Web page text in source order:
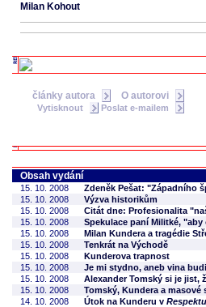
Milan Kohout
články autora O autorovi
Vytisknout Poslat e-mailem
Obsah vydání
15. 10. 2008
Zdeněk Pešat: "Západního
15. 10. 2008
Výzva historikům
15. 10. 2008
Citát dne: Profesionalita
15. 10. 2008
Spekulace paní Militké,
15. 10. 2008
Milan Kundera a tragédie
15. 10. 2008
Tenkrát na Východě
15. 10. 2008
Kunderova trapnost
15. 10. 2008
Je mi stydno, aneb vina
15. 10. 2008
Alexander Tomský si je jist,
15. 10. 2008
Tomský, Kundera a masové
14. 10. 2008
Útok na Kunderu v Respektu